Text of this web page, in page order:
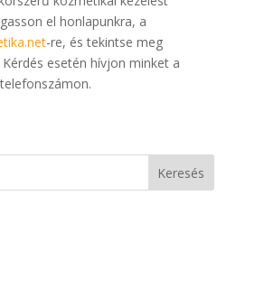
el honlapunkra, a
-re, és tekintse meg
esetén hívjon minket a